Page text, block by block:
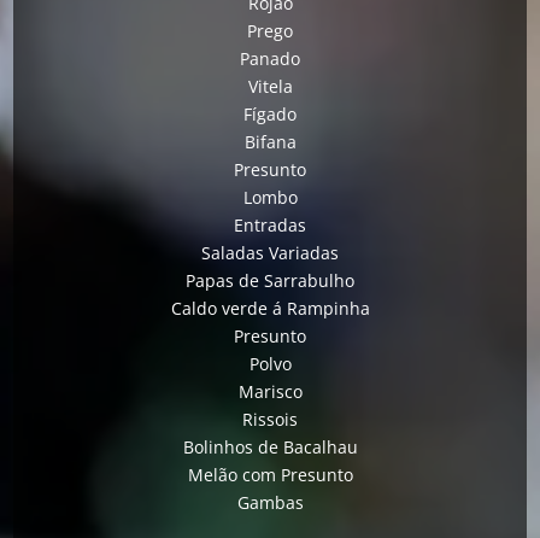
Prego
Panado
Vitela
Fígado
Bifana
Presunto
Lombo
Entradas
Saladas Variadas
Papas de Sarrabulho
Caldo verde á Rampinha
Presunto
Polvo
Marisco
Rissois
Bolinhos de Bacalhau
Melão com Presunto
Gambas